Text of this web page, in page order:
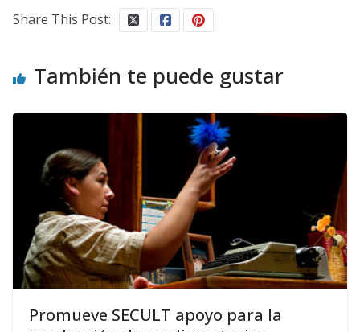
Share This Post:
También te puede gustar
Promueve SECULT apoyo para la